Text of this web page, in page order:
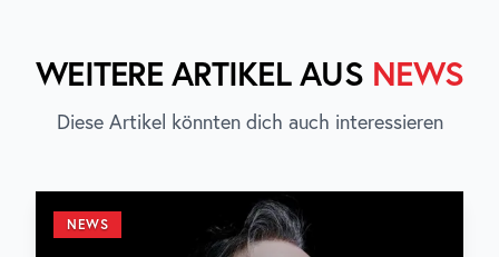
WEITERE ARTIKEL AUS NEWS
Diese Artikel könnten dich auch interessieren
NEWS